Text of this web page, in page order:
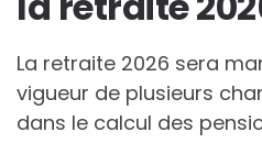
La retraite 2026 sera
vigueur de plusieurs
dans le calcul des